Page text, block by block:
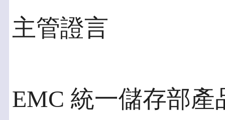
主管證言
EMC 統一儲存部